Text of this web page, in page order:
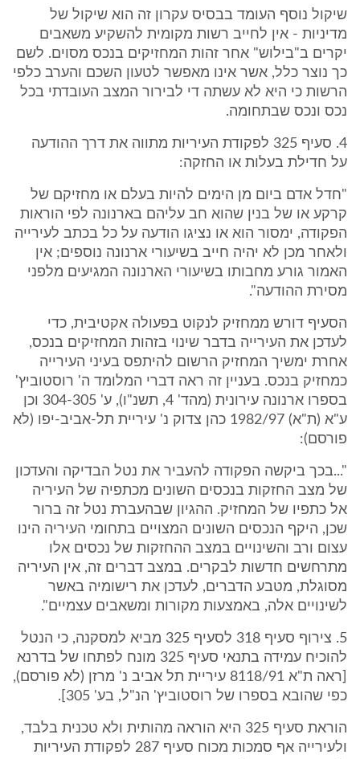
שיקול נוסף העומד בבסיס עקרון זה הוא שיקול של
מדיניות - אין לחייב רשות מקומית להשקיע משאבים
יקרים ב"בילוש" אחר זהות המחזיקים בנכס מסוים. לשם
כך נוצר כלל, אשר אינו מאפשר לטעון השכם והערב כלפי
הרשות כי היא לא עשתה די לבירור המצב העובדתי בכל
נכס ונכס שבתחומה.
4. סעיף 325 לפקודת העיריות מתווה את דרך ההודעה
על חדילת בעלות או החזקה:
"חדל אדם ביום מן הימים להיות בעלם או מחזיקם של
קרקע או של בנין שהוא חב עליהם בארנונה לפי הוראות
הפקודה, ימסור הוא או נציגו הודעה על כל בכתב לעירייה
ולאחר מכן לא יהיה חייב בשיעורי ארנונה נוספים; אין
האמור גורע מחבותו בשיעורי הארנונה המגיעים מלפני
מסירת ההודעה".
הסעיף דורש ממחזיק לנקוט בפעולה אקטיבית, כדי
לעדכן את העירייה בדבר שינוי בזהות המחזיקים בנכס,
אחרת ימשיך המחזיק הרשום להיתפס בעיני העירייה
כמחזיק בנכס. בעניין זה ראה דברי המלומד ה' רוסטוביץ'
בספרו ארנונה עירונית (מהד' 4, תשנ"ו), ע' 304-305 וכן
ע"א (ת"א) 1982/97 כהן צדוק נ' עיריית תל-אביב-יפו (לא
פורסם):
"...בכך ביקשה הפקודה להעביר את נטל הבדיקה והעדכון
של מצב החזקות בנכסים השונים מכתפיה של העיריה
אל כתפיו של המחזיק. ההגיון שבהעברת נטל זה ברור
שכן, היקף הנכסים השונים המצויים בתחומי העיריה הינו
עצום ורב והשינויים במצב ההחזקות של נכסים אלו
מתרחשים חדשות לבקרים. במצב דברים זה, אין העיריה
מסוגלת, מטבע הדברים, לעדכן את רישומיה באשר
לשינויים אלה, באמצעות מקורות ומשאבים עצמיים".
5. צירוף סעיף 318 לסעיף 325 מביא למסקנה, כי הנטל
להוכיח עמידה בתנאי סעיף 325 מונח לפתחו של בדרנא
[ראה ת"א 8118/91 עיריית תל אביב נ' מרזן (לא פורסם),
כפי שהובא בספרו של רוסטוביץ' הנ"ל, בע' 305].
הוראת סעיף 325 היא הוראה מהותית ולא טכנית בלבד,
ולעירייה אף סמכות מכוח סעיף 287 לפקודת העיריות